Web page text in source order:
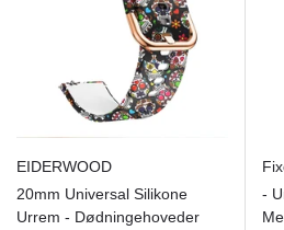
EIDERWOOD
20mm Universal Silikone
Urrem - Dødningehoveder
-